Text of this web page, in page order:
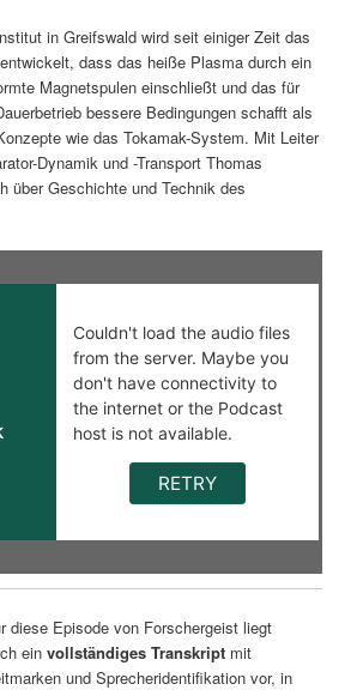
in Greifswald wird seit einiger Zeit das
dass das heiße Plasma durch ein
Magnetspulen einschließt und das für
bessere Bedingungen schafft als
wie das Tokamak-System. Mit Leiter
Dynamik und -Transport Thomas
über Geschichte und Technik des
diese Episode von Forschergeist liegt
ein vollständiges Transkriptmit
und Sprecheridentifikation vor, in